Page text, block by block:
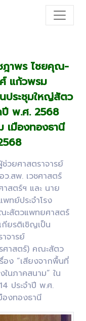
ฎาพร ไชยคุณ-
แก้วพรม
ประชุมใหญ่สัตว
ปี พ.ศ. 2568
มืองทองธานี
ยศาสตราจารย์
.สพ. เวชศาสตร์
สตร์ฯ และ นาย
ย์ประจำโรง
ะสัตวแพทยศาสตร์
กียรติเชิญเป็น
จารย์
ศาสตร์) คณะสัตว
ง “เสียงจากพื้นที่
นภาคสนาม” ใน
ประจำปี พ.ศ.
งทองธานี